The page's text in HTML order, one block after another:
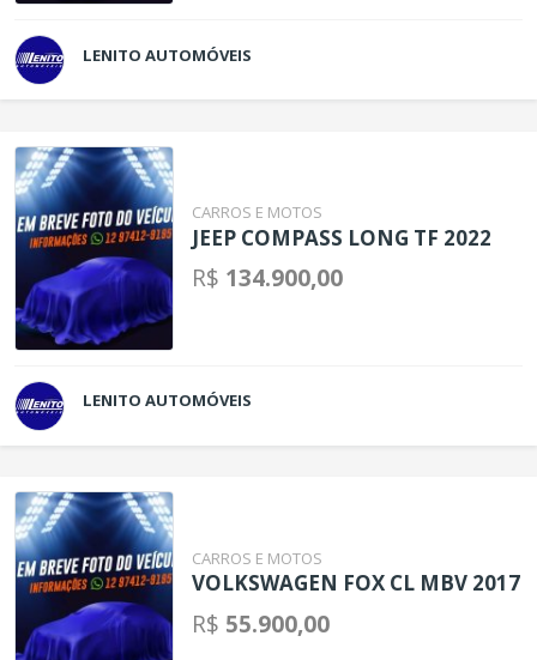
LENITO AUTOMÓVEIS
CARROS E MOTOS
JEEP COMPASS LONG TF 2022
R$ 134.900,00
LENITO AUTOMÓVEIS
CARROS E MOTOS
VOLKSWAGEN FOX CL MBV 2017
R$ 55.900,00